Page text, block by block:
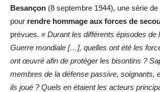
Besançon (8 septembre 1944), une série
pour rendre hommage aux forces de
prévues. « Durant les différents épisodes de
Guerre mondiale […], quelles ont été les
ont œuvré afin de protéger les bisontins ?
membres de la défense passive, soignants,
ils joué ? Quels en étaient les acteurs